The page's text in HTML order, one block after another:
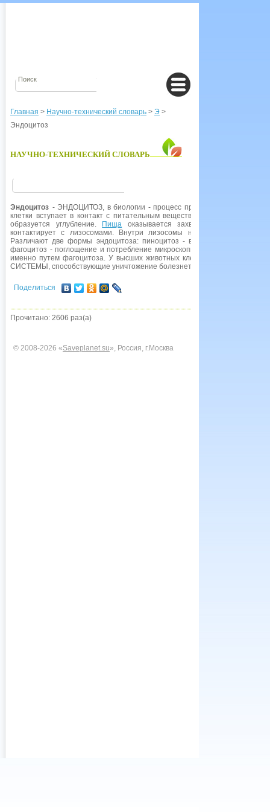
Главная > Научно-технический словарь > Э >
Эндоцитоз
НАУЧНО-ТЕХНИЧЕСКИЙ СЛОВАРЬ
Эндоцитоз - ЭНДОЦИТОЗ, в биологии - процесс проникновения
клетки вступает в контакт с питательным веществом, часть
образуется углубление.
Пища оказывается захваченной и
контактирует с лизосомами. Внутри лизосомы находятся
Различают две формы эндоцитоза: пиноцитоз - впитывание
фагоцитоз - поглощение и потребление микроскопических частиц.
именно путем фагоцитоза. У высших животных клетки-ФАГОЦИТЫ
СИСТЕМЫ, способствующие уничтожение болезнетворных
Поделиться
Прочитано: 2606 раз(а)
© 2008-2026 «Saveplanet.su», Россия, г.Москва